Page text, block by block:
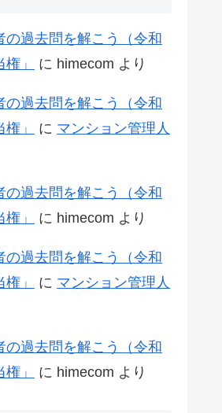
の過去問を解こう（令和
」
に himecom より
の過去問を解こう（令和
」
に マンション管理人
の過去問を解こう（令和
」
に himecom より
の過去問を解こう（令和
」
に マンション管理人
の過去問を解こう（令和
」
に himecom より